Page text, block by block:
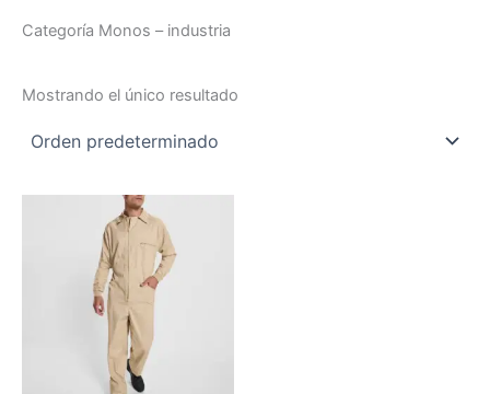
Categoría Monos – industria
Mostrando el único resultado